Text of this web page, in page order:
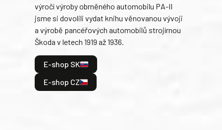
výročí výroby obrněného automobilu PA-II
jsme si dovolili vydat knihu věnovanou vývoji
a výrobě pancéřových automobilů strojírnou
Škoda v letech 1919 až 1936.
E-shop SK
E-shop CZ